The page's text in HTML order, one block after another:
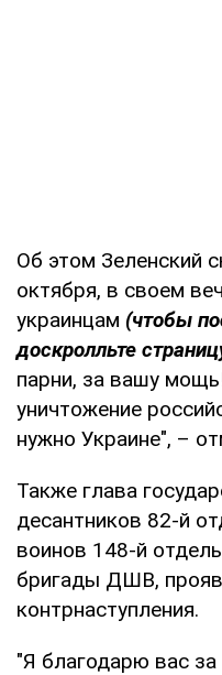
Об этом Зеленский
октября, в своем
украинцам (чтобы
доскролльте
парни, за вашу
уничтожение
нужно Украине", –
Также глава
десантников 82-й
воинов 148-й
бригады ДШВ,
контрнаступления.
"Я благодарю вас